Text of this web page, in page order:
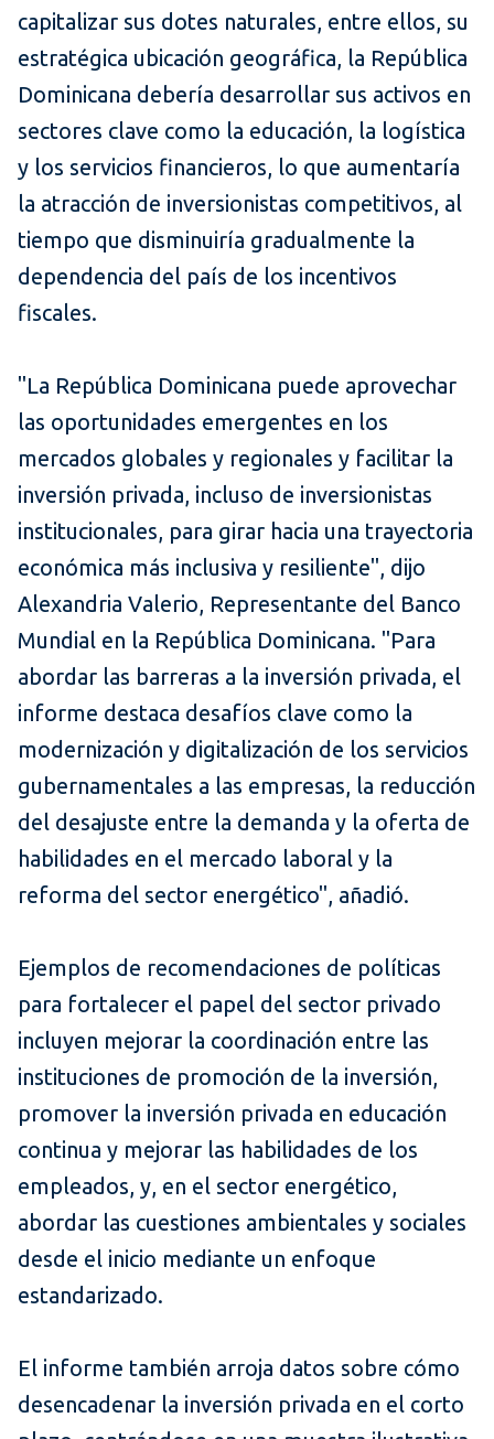
capitalizar sus dotes naturales, entre ellos, su
estratégica ubicación geográfica, la República
Dominicana debería desarrollar sus activos en
sectores clave como la educación, la logística
y los servicios financieros, lo que aumentaría
la atracción de inversionistas competitivos, al
tiempo que disminuiría gradualmente la
dependencia del país de los incentivos
fiscales.
"La República Dominicana puede aprovechar
las oportunidades emergentes en los
mercados globales y regionales y facilitar la
inversión privada, incluso de inversionistas
institucionales, para girar hacia una trayectoria
económica más inclusiva y resiliente", dijo
Alexandria Valerio, Representante del Banco
Mundial en la República Dominicana. "Para
abordar las barreras a la inversión privada, el
informe destaca desafíos clave como la
modernización y digitalización de los servicios
gubernamentales a las empresas, la reducción
del desajuste entre la demanda y la oferta de
habilidades en el mercado laboral y la
reforma del sector energético", añadió.
Ejemplos de recomendaciones de políticas
para fortalecer el papel del sector privado
incluyen mejorar la coordinación entre las
instituciones de promoción de la inversión,
promover la inversión privada en educación
continua y mejorar las habilidades de los
empleados, y, en el sector energético,
abordar las cuestiones ambientales y sociales
desde el inicio mediante un enfoque
estandarizado.
El informe también arroja datos sobre cómo
desencadenar la inversión privada en el corto